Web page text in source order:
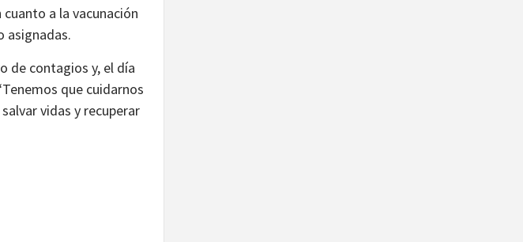
a la vacunación
asignadas.
de contagios y, el día
que cuidarnos
vidas y recuperar